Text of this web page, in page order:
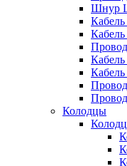
Шнур
Колодцы